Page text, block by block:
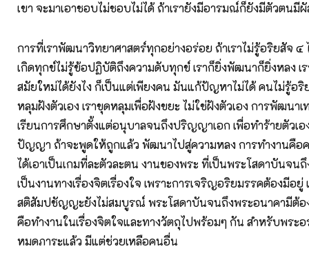
เขา จะมาเอาชอบไม่ชอบไม่ได้ ถ้าเรายังมีอารมณ์ก็ยังมีตัวตนมีผั
การที่เราพัฒนาวิทยาศาสตร์ทุกอย่างอร่อย ถ้าเราไม่รู้อริยสัจ ๔
เกิดทุกข์ไม่รู้ข้อปฏิบัติถึงความดับทุกข์ เราก็ยิ่งพัฒนาก็ยิ่งหลง เ
สมัยใหม่ได้ยังไง ก็เป็นแต่เพียงคน มันแก้ปัญหาไม่ได้ คนไม่รู้อริ
หลุมฝังตัวเอง เราขุดหลุมเพื่อฝังขยะ ไม่ใช่ฝังตัวเอง การพัฒนา
เรียนการศึกษาตั้งแต่อนุบาลจนถึงปริญญาเอก เพื่อทำร้ายตัวเอ
ปัญญา ถ้าจะพูดให้ถูกแล้ว พัฒนาไปสู่ความหลง การทำงานคือค
ได้เอาเป็นเกมที่ละตัวละตน งานของพระ ที่เป็นพระโสดาบันจน
เป็นงานทางเรื่องจิตเรื่องใจ เพราะการเจริญอริยมรรคต้องมีอยู่
สติสัมปชัญญะยังไม่สมบูรณ์ พระโสดาบันจนถึงพระอนาคามีต้อ
คือทำงานในเรื่องจิตใจและทางวัตถุไปพร้อมๆ กัน สำหรับพระ
หมดภาระแล้ว มีแต่ช่วยเหลือคนอื่น